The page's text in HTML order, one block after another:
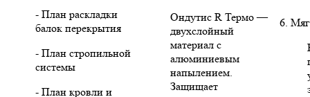
- План раскладки
балок перекрытия
- План стропильной
системы
- План кровли и
Ондутис R Термо —
двухслойный
материал с
алюминиевым
напылением.
Защищает
6.